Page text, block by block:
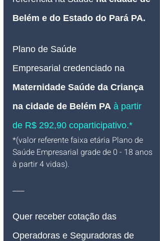
Belém e do Estado do Pará PA.
Plano de Saúde
Empresarial credenciado na
Maternidade Saúde da Criança
na cidade de Belém PA à partir
de R$ 292,90 coparticipativo.*
*(valor referente faixa etária Plano de
Saúde Empresarial grade de 0 - 18 anos
à partir 4 vidas).
___
Quer receber cotação das
Operadoras e Seguradoras de